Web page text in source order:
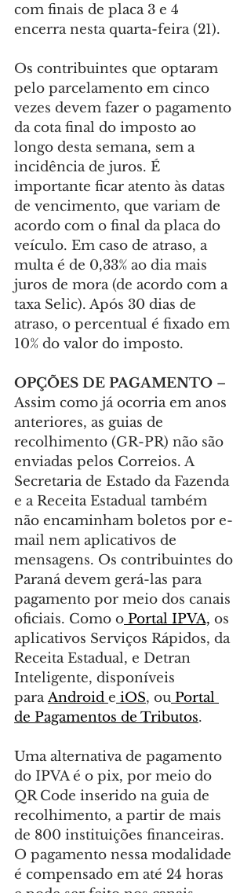
com finais de placa 3 e 4
encerra nesta quarta-feira (21).
Os contribuintes que optaram
pelo parcelamento em cinco
vezes devem fazer o pagamento
da cota final do imposto ao
longo desta semana, sem a
incidência de juros. É
importante ficar atento às datas
de vencimento, que variam de
acordo com o final da placa do
veículo. Em caso de atraso, a
multa é de 0,33% ao dia mais
juros de mora (de acordo com a
taxa Selic). Após 30 dias de
atraso, o percentual é fixado em
10% do valor do imposto.
OPÇÕES DE PAGAMENTO –
Assim como já ocorria em anos
anteriores, as guias de
recolhimento (GR-PR) não são
enviadas pelos Correios. A
Secretaria de Estado da Fazenda
e a Receita Estadual também
não encaminham boletos por e-
mail nem aplicativos de
mensagens. Os contribuintes do
Paraná devem gerá-las para
pagamento por meio dos canais
oficiais. Como o Portal IPVA, os
aplicativos Serviços Rápidos, da
Receita Estadual, e Detran
Inteligente, disponíveis
para Android e iOS, ou Portal
de Pagamentos de Tributos.
Uma alternativa de pagamento
do IPVA é o pix, por meio do
QR Code inserido na guia de
recolhimento, a partir de mais
de 800 instituições financeiras.
O pagamento nessa modalidade
é compensado em até 24 horas